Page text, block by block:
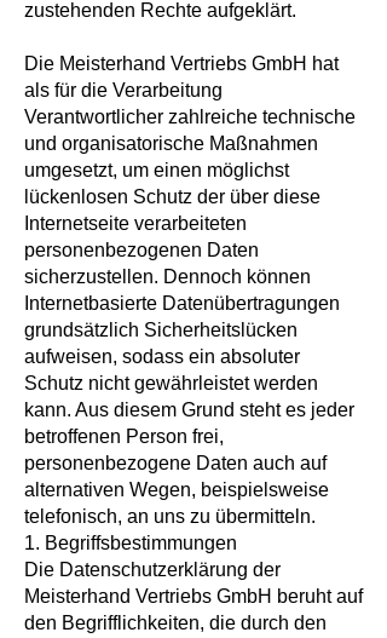
zustehenden Rechte aufgeklärt.
Die Meisterhand Vertriebs GmbH hat
als für die Verarbeitung
Verantwortlicher zahlreiche technische
und organisatorische Maßnahmen
umgesetzt, um einen möglichst
lückenlosen Schutz der über diese
Internetseite verarbeiteten
personenbezogenen Daten
sicherzustellen. Dennoch können
Internetbasierte Datenübertragungen
grundsätzlich Sicherheitslücken
aufweisen, sodass ein absoluter
Schutz nicht gewährleistet werden
kann. Aus diesem Grund steht es jeder
betroffenen Person frei,
personenbezogene Daten auch auf
alternativen Wegen, beispielsweise
telefonisch, an uns zu übermitteln.
1. Begriffsbestimmungen
Die Datenschutzerklärung der
Meisterhand Vertriebs GmbH beruht auf
den Begrifflichkeiten, die durch den